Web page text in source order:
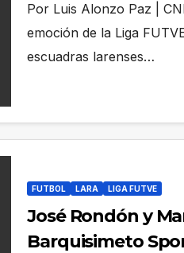
Por Luis Alonzo Paz |
emoción de la Liga
escuadras larenses…
FUTBOL LARA LIGA FUTVE
José Rondón y
Barquisimeto